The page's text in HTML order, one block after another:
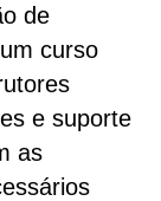
de
curso
e suporte
as